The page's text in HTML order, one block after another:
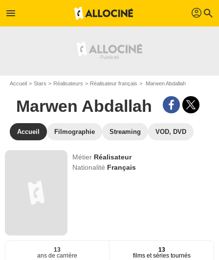
menu profil search
Accueil Stars Réalisateurs Réalisateur français Marwen Abdallah
Marwen Abdallah
Accueil Filmographie Streaming VOD, DVD
Métier Réalisateur
Nationalité Français
13
ans de carrière
13
films et séries tournés